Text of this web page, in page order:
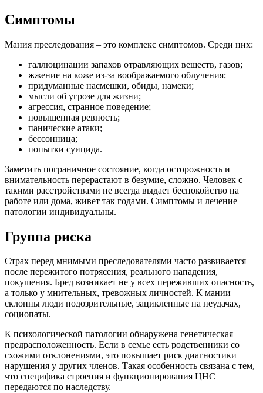
Симптомы
Мания преследования – это комплекс симптомов. Среди них:
галлюцинации запахов отравляющих веществ, газов;
жжение на коже из-за воображаемого облучения;
придуманные насмешки, обиды, намеки;
мысли об угрозе для жизни;
агрессия, странное поведение;
повышенная ревность;
панические атаки;
бессонница;
попытки суицида.
Заметить пограничное состояние, когда осторожность и
внимательность перерастают в безумие, сложно. Человек с
такими расстройствами не всегда выдает беспокойство на
работе или дома, живет так годами. Симптомы и лечение
патологии индивидуальны.
Группа риска
Страх перед мнимыми преследователями часто развивается
после пережитого потрясения, реального нападения,
покушения. Бред возникает не у всех переживших опасность,
а только у мнительных, тревожных личностей. К мании
склонны люди подозрительные, зацикленные на неудачах,
социопаты.
К психологической патологии обнаружена генетическая
предрасположенность. Если в семье есть родственники со
схожими отклонениями, это повышает риск диагностики
нарушения у других членов. Такая особенность связана с тем,
что специфика строения и функционирования ЦНС
передаются по наследству.